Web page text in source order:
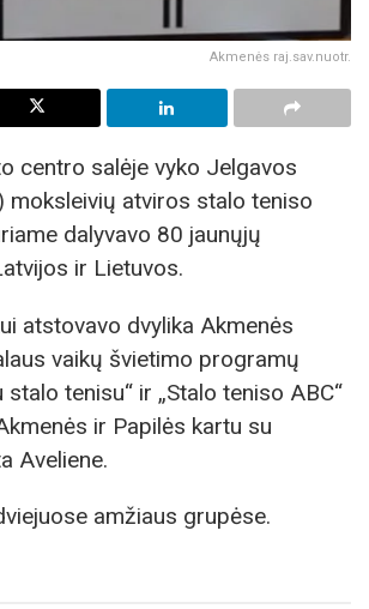
Akmenės raj.sav.nuotr.
centro salėje vyko Jelgavos
moksleivių atviros stalo teniso
dalyvavo 80 jaunųjų
ir Lietuvos.
atstovavo dvylika Akmenės
vaikų švietimo programų
stalo tenisu“ ir „Stalo teniso ABC“
ir Papilės kartu su
Aveliene.
amžiaus grupėse.